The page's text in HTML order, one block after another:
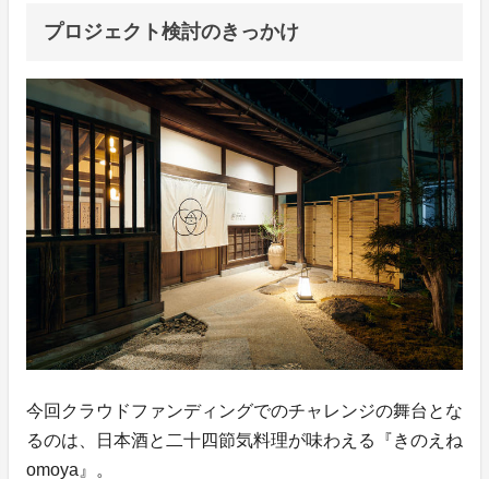
プロジェクト検討のきっかけ
今回クラウドファンディングでのチャレンジの舞台とな
るのは、日本酒と二十四節気料理が味わえる『きのえね
omoya』。